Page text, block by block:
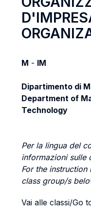
M - IM
Dipartimento di
Department of
Technology
Per la lingua del
informazioni sulle
For the instruction
class group/s
Vai alle classi/Go